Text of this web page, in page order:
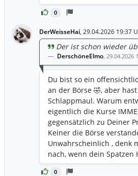
0
DerWeisseHai, 29.04.2026 19:37
0
Der ist schon wieder
DerschöneElmo, 29.04.2026
Du bist so ein
an der Börse 🤣, aber
Schlappmaul. Warum
eigentlich die Kurse
gegensätzlich zu Deiner
Keiner die Börse
Unwahrscheinlich , denk
nach, wenn dein Spatzen
ausreicht